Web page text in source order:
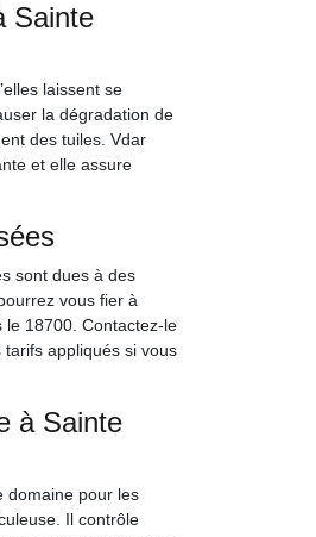
Sainte
laissent se
la dégradation de
des tuiles. Vdar
et elle assure
sont dues à des
vous fier à
le 18700. Contactez-le
appliqués si vous
à Sainte
domaine pour les
Il contrôle